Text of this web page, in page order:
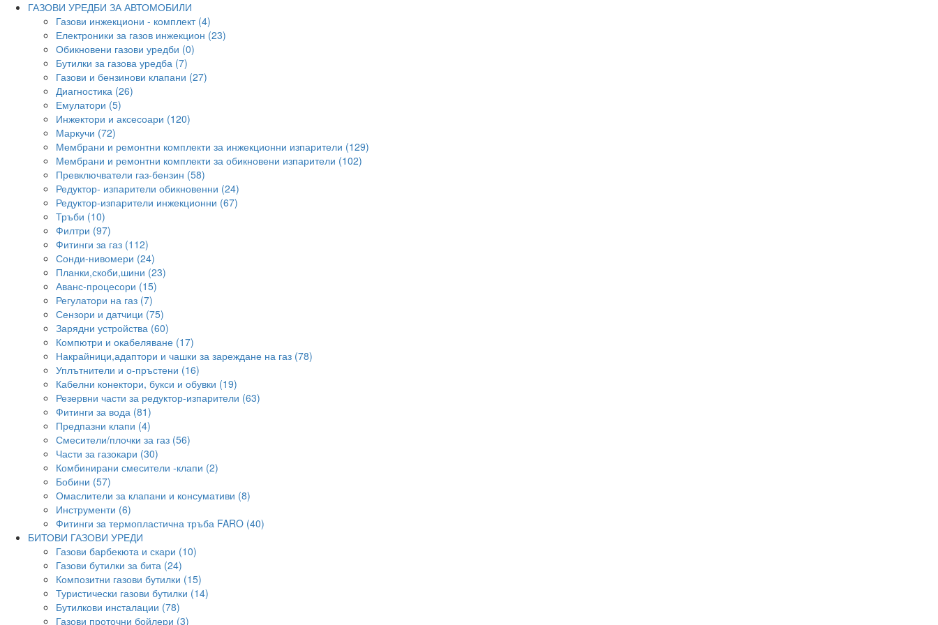
ГАЗОВИ УРЕДБИ ЗА АВТОМОБИЛИ
Газови инжекциони - комплект (4)
Електроники за газов инжекцион (23)
Обикновени газови уредби (0)
Бутилки за газова уредба (7)
Газови и бензинови клапани (27)
Диагностика (26)
Емулатори (5)
Инжектори и аксесоари (120)
Маркучи (72)
Мембрани и ремонтни комплекти за инжекционни изпарители (129)
Мембрани и ремонтни комплекти за обикновени изпарители (102)
Превключватели газ-бензин (58)
Редуктор- изпарители обикновенни (24)
Редуктор-изпарители инжекционни (67)
Тръби (10)
Филтри (97)
Фитинги за газ (112)
Сонди-нивомери (24)
Планки,скоби,шини (23)
Аванс-процесори (15)
Регулатори на газ (7)
Сензори и датчици (75)
Зарядни устройства (60)
Компютри и окабеляване (17)
Накрайници,адаптори и чашки за зареждане на газ (78)
Уплътнители и о-пръстени (16)
Кабелни конектори, букси и обувки (19)
Резервни части за редуктор-изпарители (63)
Фитинги за вода (81)
Предпазни клапи (4)
Смесители/плочки за газ (56)
Части за газокари (30)
Комбинирани смесители -клапи (2)
Бобини (57)
Омаслители за клапани и консумативи (8)
Инструменти (6)
Фитинги за термопластична тръба FARO (40)
БИТОВИ ГАЗОВИ УРЕДИ
Газови барбекюта и скари (10)
Газови бутилки за бита (24)
Композитни газови бутилки (15)
Туристически газови бутилки (14)
Бутилкови инсталации (78)
Газови проточни бойлери (3)